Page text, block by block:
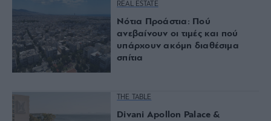
REAL ESTATE
Νότια Προάστια: Πού
ανεβαίνουν οι τιμές και πού
υπάρχουν ακόμη διαθέσιμα
σπίτια
THE TABLE
Divani Apollon Palace &